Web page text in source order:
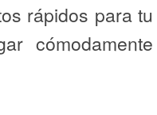
rápidos para tu
cómodamente